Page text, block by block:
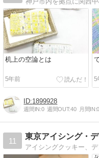
机上の空論とは
5年前 5
1899928
週間IN:0 週間OUT:40 月間IN:0
11
東京アイシング・